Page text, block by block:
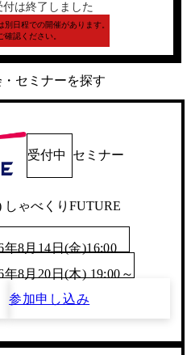
は終了しました
日程での開催があります。
確認ください。
セミナーを探す
受付中 セミナー
しゃべくりFUTURE
年8月14日(金)16:00
年8月20日(木) 19:00～
参加申し込み